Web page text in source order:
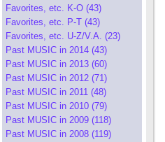
Favorites, etc. K-O (43)
Favorites, etc. P-T (43)
Favorites, etc. U-Z/V.A. (23)
Past MUSIC in 2014 (43)
Past MUSIC in 2013 (60)
Past MUSIC in 2012 (71)
Past MUSIC in 2011 (48)
Past MUSIC in 2010 (79)
Past MUSIC in 2009 (118)
Past MUSIC in 2008 (119)